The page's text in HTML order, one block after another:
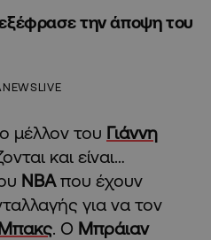
την άποψη του
μέλλον του Γιάννη
και είναι…
ΝΒΑπου έχουν
για να τον
. Ο Μπράιαν